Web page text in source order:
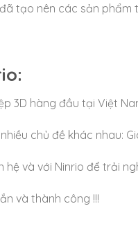
tạo nên các sản phẩm
3D hàng đầu tại Việt
chủ đề khác nhau:
hệ và với Ninrio để trải
và thành công !!!